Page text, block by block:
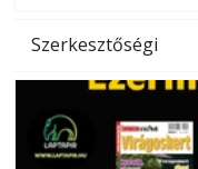
Szerkesztőségi